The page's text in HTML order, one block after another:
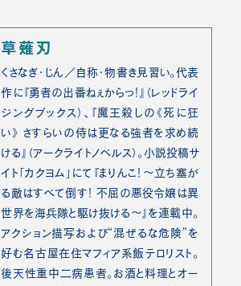
草薙刃
くさなぎ・じん／自称・物書き見習い。代表
作に『勇者の出番ねぇからっ！』（レッドライ
ジングブックス）、『魔王殺しの《死に狂
い》 さすらいの侍は更なる強者を求め続
ける』（アークライトノベルス）。小説投稿サ
イト「カクヨム」にて『まりんこ！～立ち塞が
る敵はすべて倒す！ 不屈の悪役令嬢は異
世界を海兵隊と駆け抜ける～』を連載中。
アクション描写および“混ぜるな危険”を
好む名古屋在住マフィア系飯テロリスト。
後天性重中二病患者。お酒と料理とオー